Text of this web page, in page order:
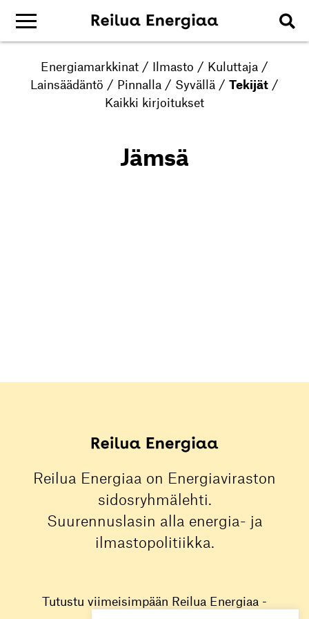
Energiamarkkinat / Ilmasto / Kuluttaja /
Lainsäädäntö / Pinnalla / Syvällä / Tekijät /
Kaikki kirjoitukset
Jämsä
Reilua Energiaa on Energiaviraston
sidosryhmälehti.
Suurennuslasin alla energia- ja
ilmastopolitiikka.
Tutustu viimeisimpään Reilua Energiaa -